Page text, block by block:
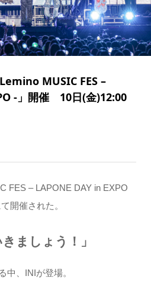
MUSIC FES –
-」開催 10日(金)12:00
FES – LAPONE DAY in EXPO
開催された。
ましょう！」
中、INIが登場。